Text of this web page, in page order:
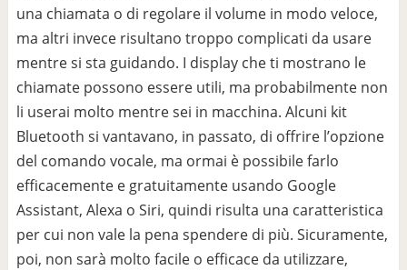
una chiamata o di regolare il volume in modo veloce,
ma altri invece risultano troppo complicati da usare
mentre si sta guidando. I display che ti mostrano le
chiamate possono essere utili, ma probabilmente non
li userai molto mentre sei in macchina. Alcuni kit
Bluetooth si vantavano, in passato, di offrire l’opzione
del comando vocale, ma ormai è possibile farlo
efficacemente e gratuitamente usando Google
Assistant, Alexa o Siri, quindi risulta una caratteristica
per cui non vale la pena spendere di più. Sicuramente,
poi, non sarà molto facile o efficace da utilizzare,